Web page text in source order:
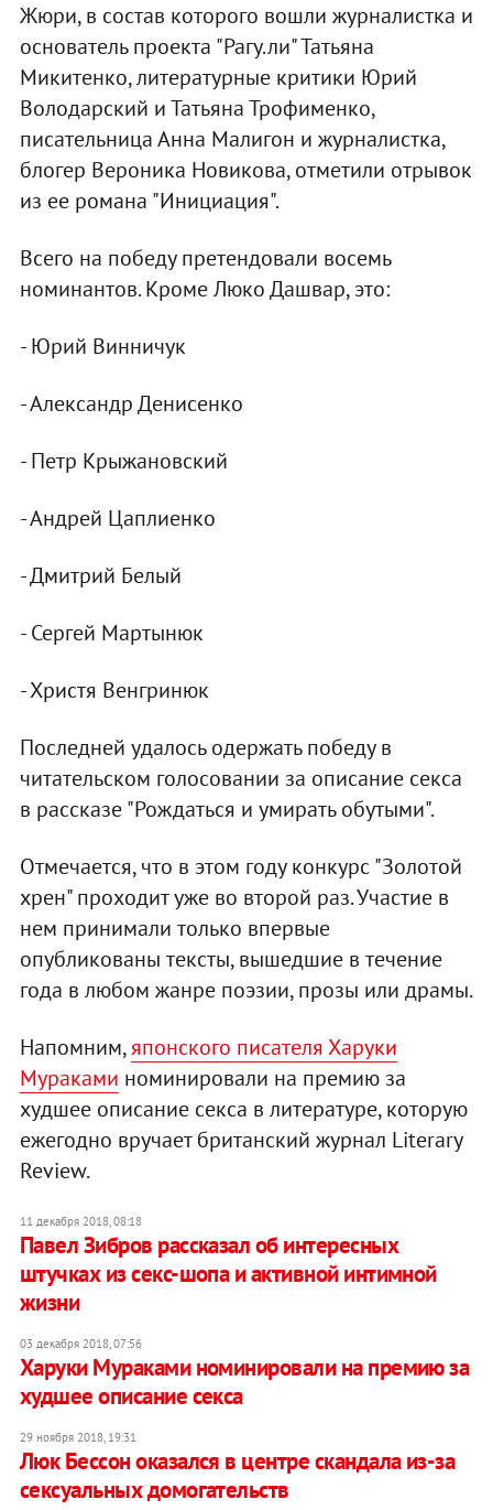
Жюри, в состав которого вошли журналистка и
основатель проекта "Рагу.ли" Татьяна
Микитенко, литературные критики Юрий
Володарский и Татьяна Трофименко,
писательница Анна Малигон и журналистка,
блогер Вероника Новикова, отметили отрывок
из ее романа "Инициация".
Всего на победу претендовали восемь
номинантов. Кроме Люко Дашвар, это:
- Юрий Винничук
- Александр Денисенко
- Петр Крыжановский
- Андрей Цаплиенко
- Дмитрий Белый
- Сергей Мартынюк
- Христя Венгринюк
Последней удалось одержать победу в
читательском голосовании за описание секса
в рассказе "Рождаться и умирать обутыми".
Отмечается, что в этом году конкурс "Золотой
хрен" проходит уже во второй раз. Участие в
нем принимали только впервые
опубликованы тексты, вышедшие в течение
года в любом жанре поэзии, прозы или драмы.
Напомним,японского писателя Харуки
Мураками номинировали на премию за
худшее описание секса в литературе, которую
ежегодно вручает британский журнал Literary
Review.
11 декабря 2018, 08:18
Павел Зибров рассказал об интересных
штучках из секс-шопа и активной интимной
жизни
03 декабря 2018, 07:56
Харуки Мураками номинировали на премию за
худшее описание секса
29 ноября 2018, 19:31
Люк Бессон оказался в центре скандала из-за
сексуальных домогательств